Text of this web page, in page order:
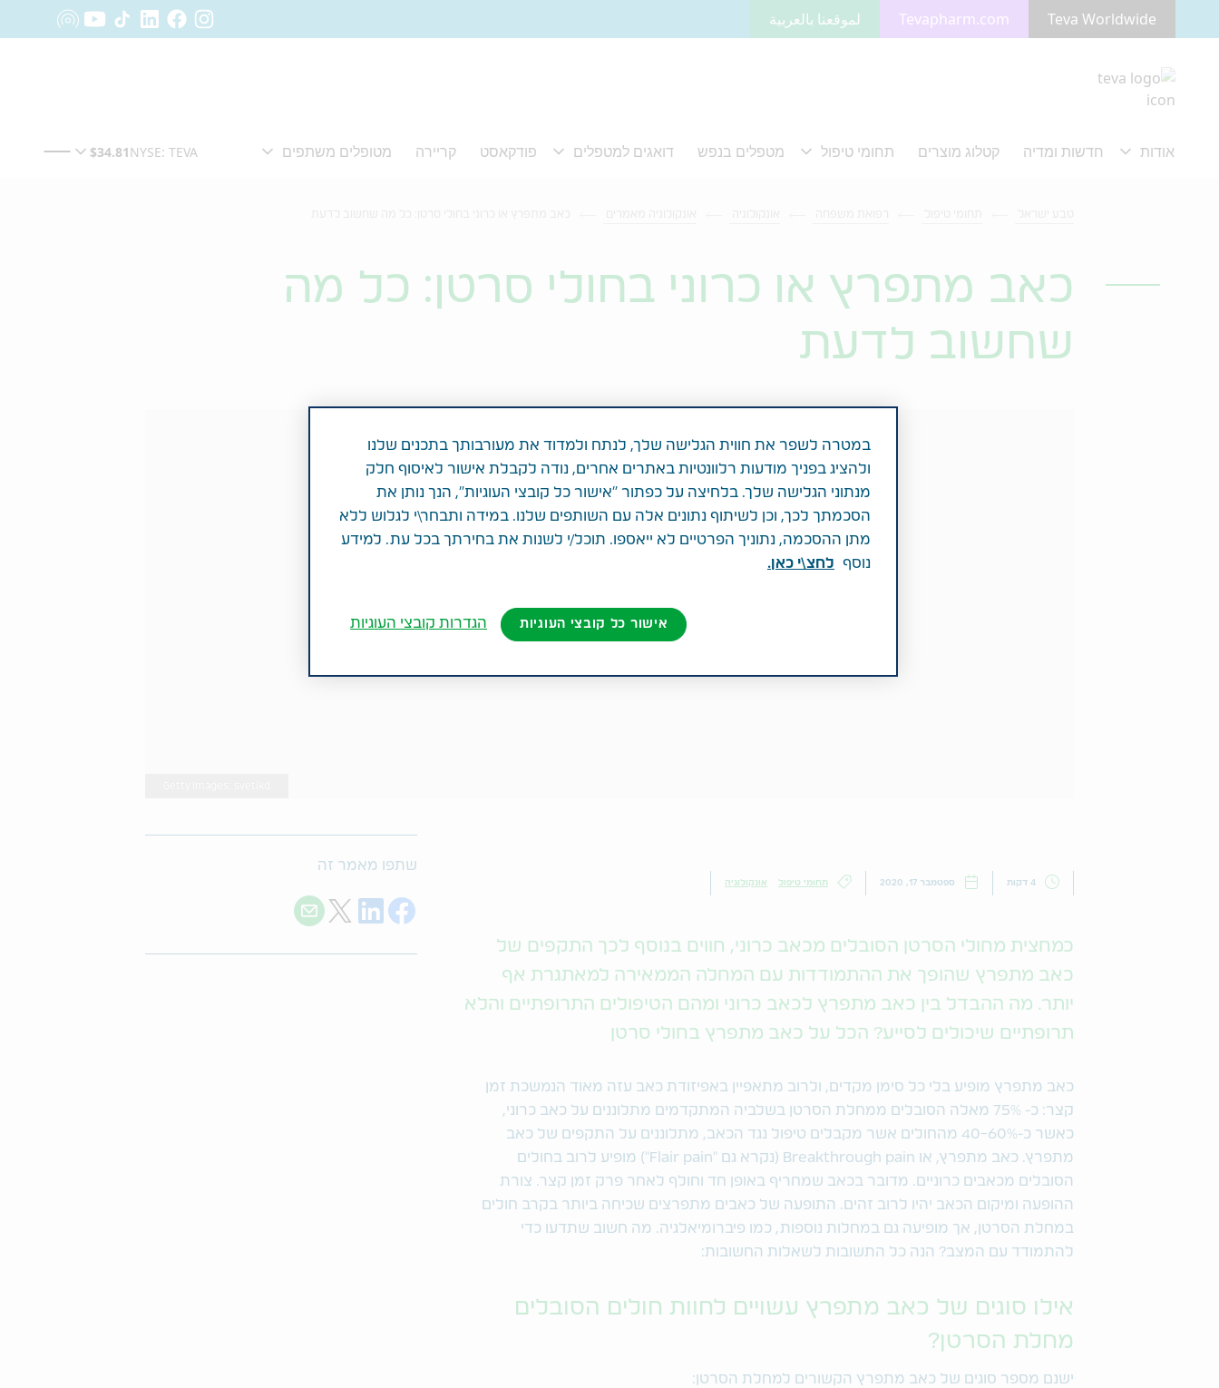
מעבר לתוכן המרכזי
Teva Worldwide
Tevapharm.com لموقعنا بالعربية
כאב מתפרץ או כרוני בחולי סרטן: כל מה
שחשוב לדעת
4 דקות ספטמבר 17, 2020 תחומי טיפול אונקולוגיה
כמחצית מחולי הסרטן הסובלים מכאב כרוני, חווים בנוסף לכך התקפים של
כאב מתפרץ שהופך את ההתמודדות עם המחלה הממאירה למאתגרת אף
יותר. מה ההבדל בין כאב מתפרץ לכאב כרוני ומהם הטיפולים התרופתיים והלא
תרופתיים שיכולים לסייע? הכל על כאב מתפרץ בחולי סרטן
כאב מתפרץ מופיע בלי כל סימן מקדים, ולרוב מתאפיין באפיזודת כאב עזה מאוד הנמשכת זמן
קצר: כ- 75% מאלה הסובלים ממחלת הסרטן בשלביה המתקדמים מתלוננים על כאב כרוני,
כאשר כ-40-60% מהחולים אשר מקבלים טיפול נגד הכאב, מתלוננים על התקפים של כאב
מתפרץ. כאב מתפרץ, או Breakthrough pain (נקרא גם "Flair pain") מופיע לרוב בחולים
הסובלים מכאבים כרוניים. מדובר בכאב שמחריף באופן חד וחולף לאחר פרק זמן קצר. צורת
ההופעה ומיקום הכאב יהיו לרוב זהים. התופעה של כאבים מתפרצים שכיחה ביותר בקרב חולים
במחלת הסרטן, אך מופיעה גם במחלות נוספות, כמו פיברומיאלגיה. מה חשוב שתדעו כדי
להתמודד עם המצב? הנה כל התשובות לשאלות החשובות:
אילו סוגים של כאב מתפרץ עשויים לחוות חולים הסובלים
מחלת הסרטן?
ישנם מספר סוגים של כאב מתפרץ הקשורים למחלת הסרטן:
שתפו מאמר זה
Share on Facebook
Share on LinkedIn
Share on Twitter
Share with E-mail
במטרה לשפר את חווית הגלישה שלך, לנתח ולמדוד את מעורבותך בתכנים שלנו
ולהציג בפניך מודעות רלוונטיות באתרים אחרים, נודה לקבלת אישור לאיסוף חלק
מנתוני הגלישה שלך. בלחיצה על כפתור "אישור כל קובצי העוגיות", הנך נותן את
הסכמתך לכך, וכן לשיתוף נתונים אלה עם השותפים שלנו. במידה ותבחר\י לגלוש ללא
מתן ההסכמה, נתוניך הפרטיים לא ייאספו. תוכל/י לשנות את בחירתך בכל עת. למידע
נוסף
לחצ\י כאן.
אישור כל קובצי העוגיות הגדרות קובצי העוגיות